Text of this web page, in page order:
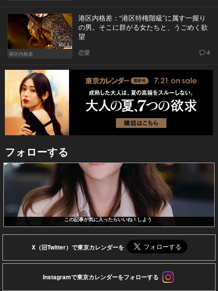
Vol.1
港区内格差
港区内格差：“港区特権階級”に属す一握り
の男。そこに群がる女たちと、うごめく欲
望
恋愛 4
フォローする
この記事が気に入ったらいいね！しよう
X（旧Twitter）で東京カレンダーを
Instagramで東京カレンダーをフォローする